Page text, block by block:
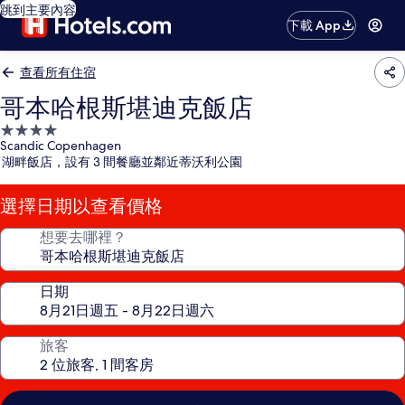
跳到主要內容
下載 App
查看所有住宿
哥本哈根斯堪迪克飯店
4.0
星
級
住
宿
Scandic Copenhagen
湖畔飯店，設有 3 間餐廳並鄰近蒂沃利公園
選擇日期以查看價格
想要去哪裡？
日期
旅客